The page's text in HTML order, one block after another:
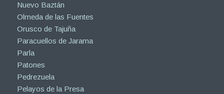
Nuevo Baztán
Olmeda de las Fuentes
Orusco de Tajuña
Paracuellos de Jarama
Parla
Patones
Pedrezuela
Pelayos de la Presa